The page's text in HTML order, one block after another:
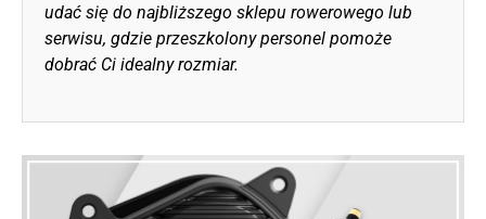
udać się do najbliższego sklepu rowerowego lub
serwisu, gdzie przeszkolony personel pomoże
dobrać Ci idealny rozmiar.